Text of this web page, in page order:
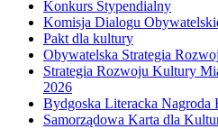
Konkurs Stypendialny
Komisja Dialogu
Pakt dla kultury
Obywatelska Strategia
Strategia Rozwoju Kultury
2026
Bydgoska Literacka Nagroda
Samorządowa Karta dla